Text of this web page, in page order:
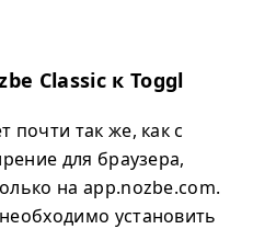
Classic к Toggl
почти так же, как с
для браузера,
на app.nozbe.com.
установить